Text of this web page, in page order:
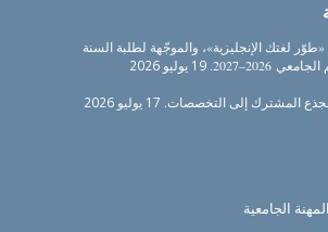
لغتك الإنجليزية»، والموجّهة لطلبة السنة
2026–2027.
19 يوليو 2026
المشترك إلى التخصصات. 17 يوليو 2026
الجامعية